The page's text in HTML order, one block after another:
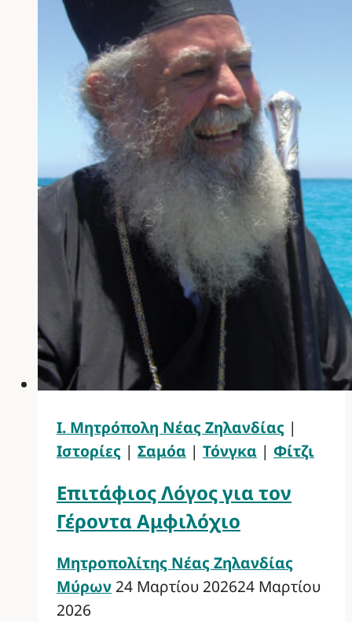
Ι. Μητρόπολη Νέας Ζηλανδίας |
Ιστορίες | Σαμόα | Τόνγκα | Φίτζι
Επιτάφιος Λόγος για τον
Γέροντα Αμφιλόχιο
Μητροπολίτης Νέας Ζηλανδίας
Μύρων 24 Μαρτίου 202624 Μαρτίου
2026